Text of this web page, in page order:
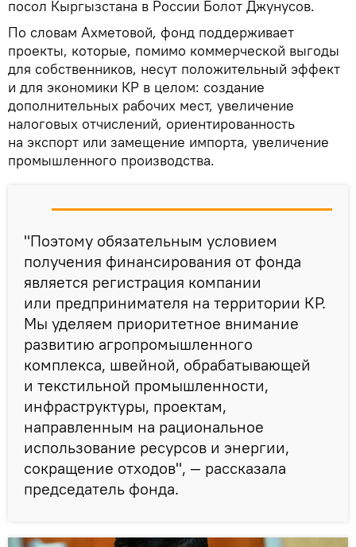
посол Кыргызстана в России Болот Джунусов.
По словам Ахметовой, фонд поддерживает
проекты, которые, помимо коммерческой выгоды
для собственников, несут положительный эффект
и для экономики КР в целом: создание
дополнительных рабочих мест, увеличение
налоговых отчислений, ориентированность
на экспорт или замещение импорта, увеличение
промышленного производства.
"Поэтому обязательным условием
получения финансирования от фонда
является регистрация компании
или предпринимателя на территории КР.
Мы уделяем приоритетное внимание
развитию агропромышленного
комплекса, швейной, обрабатывающей
и текстильной промышленности,
инфраструктуры, проектам,
направленным на рациональное
использование ресурсов и энергии,
сокращение отходов", — рассказала
председатель фонда.